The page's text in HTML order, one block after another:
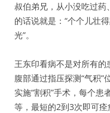
叔伯弟兄，从小没吃过
的话说就是：“个个儿壮
光”。
王东印看病不是对所有的
腹部通过指压探测“气积”
实施“割积”手术，每个
等，最短的2到3次即可痊